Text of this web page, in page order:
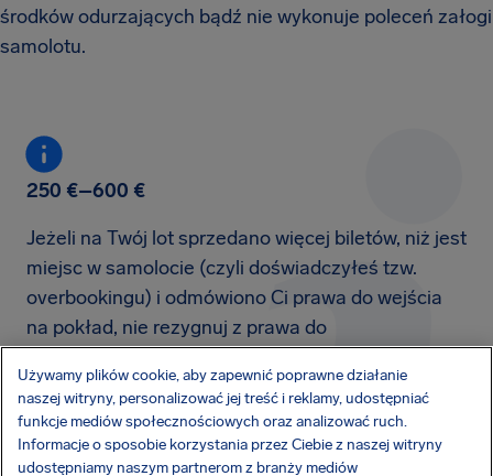
środków odurzających bądź nie wykonuje poleceń załogi
samolotu.
250 €–600 €
Jeżeli na Twój lot sprzedano więcej biletów, niż jest
miejsc w samolocie (czyli doświadczyłeś tzw.
overbookingu) i odmówiono Ci prawa do wejścia
na pokład, nie rezygnuj z prawa do
należeć Ci się od 250 € do 600 €.
Używamy plików cookie, aby zapewnić poprawne działanie
naszej witryny, personalizować jej treść i reklamy, udostępniać
funkcje mediów społecznościowych oraz analizować ruch.
Informacje o sposobie korzystania przez Ciebie z naszej witryny
udostępniamy naszym partnerom z branży mediów